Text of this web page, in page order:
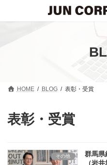
テ
ゲ
HOME BLOG 表彰・受賞
表彰・受賞
その他
群馬県
（岩